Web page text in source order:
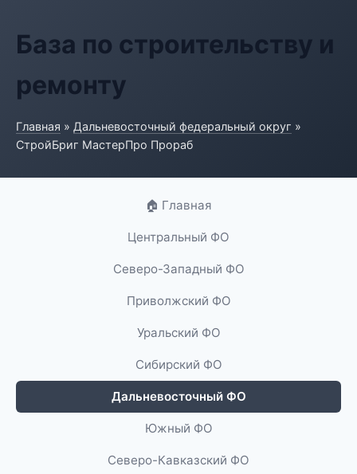
База по строительству и
ремонту
Главная » Дальневосточный федеральный округ »
СтройБриг МастерПро Прораб
🏠 Главная
Центральный ФО
Северо-Западный ФО
Приволжский ФО
Уральский ФО
Сибирский ФО
Дальневосточный ФО
Южный ФО
Северо-Кавказский ФО